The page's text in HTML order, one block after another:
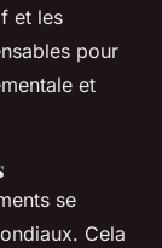
et les
pour
et
se
Cela